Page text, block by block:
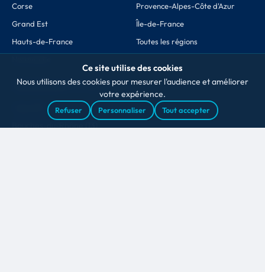
Corse
Grand Est
Hauts-de-France
Provence-Alpes-Côte d'Azur
Île-de-France
Toutes les régions
DÉPARTEMENTS POPULAIRES
Ce site utilise des cookies
Nous utilisons des cookies pour mesurer l'audience et améliorer
votre expérience.
Refuser Personnaliser Tout accepter